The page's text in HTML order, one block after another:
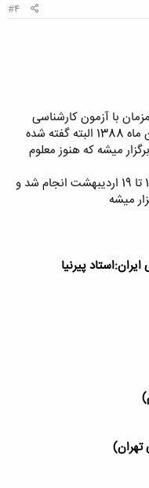
#4
با آزمون کارشناسی
ارشد سایر رشته ها برگزار میشه و توی بهمن ماه 1388 البته گفته شده
میشه که هنوز معلوم
آزمون ارشد دانشگاه آزاد هم امسال توی 17 تا 19 اردیبهشت انجام شد و
میشه